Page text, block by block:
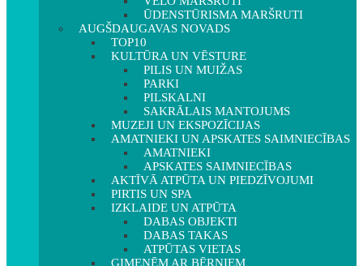
ŪDENSTŪRISMA MARŠRUTI
AUGŠDAUGAVAS NOVADS
TOP10
KULTŪRA UN VĒSTURE
PILIS UN MUIŽAS
PARKI
PILSKALNI
SAKRĀLAIS MANTOJUMS
MUZEJI UN EKSPOZĪCIJAS
AMATNIEKI UN APSKATES SAIMNIECĪBAS
AMATNIEKI
APSKATES SAIMNIECĪBAS
AKTĪVĀ ATPŪTA UN PIEDZĪVOJUMI
PIRTIS UN SPA
IZKLAIDE UN ATPŪTA
DABAS OBJEKTI
DABAS TAKAS
ATPŪTAS VIETAS
ĢIMENĒM AR BĒRNIEM